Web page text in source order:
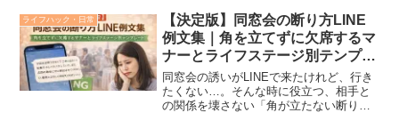
ライフハック・日常
【決定版】同窓会の断り方LINE
例文集｜角を立てずに欠席するマ
ナーとライフステージ別テンプレ
ート
同窓会の誘いがLINEで来たけれど、行き
たくない…。そんな時に役立つ、相手と
の関係を壊さない「角が立たない断り